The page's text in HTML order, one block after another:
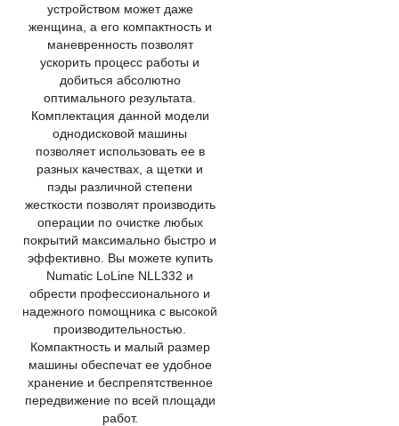
устройством может даже
женщина, а его компактность и
маневренность позволят
ускорить процесс работы и
добиться абсолютно
оптимального результата.
Комплектация данной модели
однодисковой машины
позволяет использовать ее в
разных качествах, а щетки и
пэды различной степени
жесткости позволят производить
операции по очистке любых
покрытий максимально быстро и
эффективно. Вы можете купить
Numatic LoLine NLL332 и
обрести профессионального и
надежного помощника с высокой
производительностью.
Компактность и малый размер
машины обеспечат ее удобное
хранение и беспрепятственное
передвижение по всей площади
работ.